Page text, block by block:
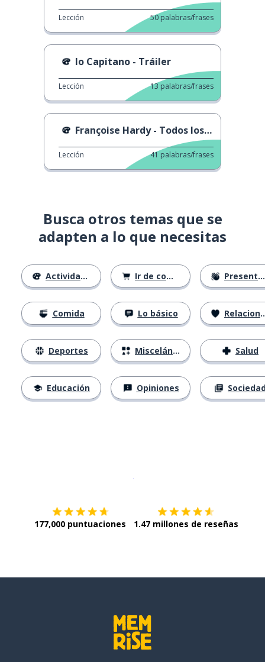
Lección 50 palabras/frases
Io Capitano - Tráiler
Lección 13 palabras/frases
Françoise Hardy - Todos los Chicos y las Chicas
Lección 41 palabras/frases
Busca otros temas que se
adapten a lo que necesitas
Actividades
Comida
Deportes
Educación
Ir de compras
Lo básico
Misceláneo
Opiniones
Presentándose
Relaciones
Salud
177,000 puntuaciones 1.47 millones de reseñas